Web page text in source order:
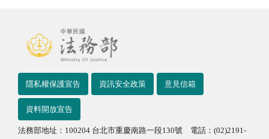
隱私權保護宣告 資訊安全政策 意見信箱
資料開放宣告
法務部地址：100204 台北市重慶南路一段130號 電話：(02)2191-